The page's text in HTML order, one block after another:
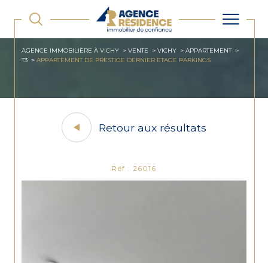
AGENCE IMMOBILIÈRE À VICHY VENTE VICHY
APPARTEMENT
T3
APPARTEMENT DE PRESTIGE DERNIER ETAGE PARKINGS
Retour aux résultats
Réf : 26016